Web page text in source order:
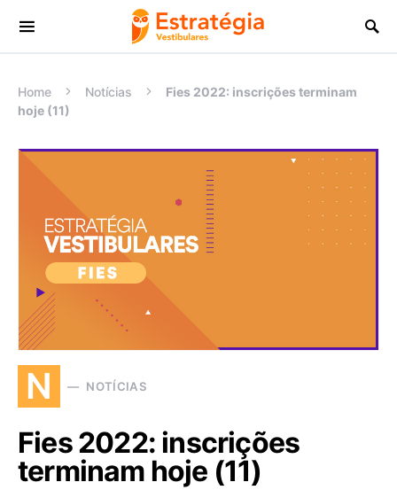
Procurar:
Home Notícias
Fies 2022: inscrições terminam
hoje (11)
N NOTÍCIAS
Fies 2022: inscrições
terminam hoje (11)